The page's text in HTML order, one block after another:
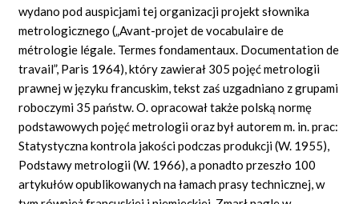
wydano pod auspicjami tej organizacji projekt słownika
metrologicznego („Avant-projet de vocabulaire de
métrologie légale. Termes fondamentaux. Documentation de
travail”, Paris 1964), który zawierał 305 pojęć metrologii
prawnej w języku francuskim, tekst zaś uzgadniano z grupami
roboczymi 35 państw. O. opracował także polską normę
podstawowych pojęć metrologii oraz był autorem m. in. prac:
Statystyczna kontrola jakości podczas produkcji (W. 1955),
Podstawy metrologii (W. 1966), a ponadto przeszło 100
artykułów opublikowanych na łamach prasy technicznej, w